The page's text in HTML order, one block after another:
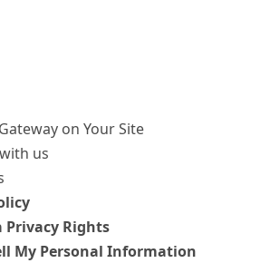
on Your Site
us
Privacy Rights
My Personal Information